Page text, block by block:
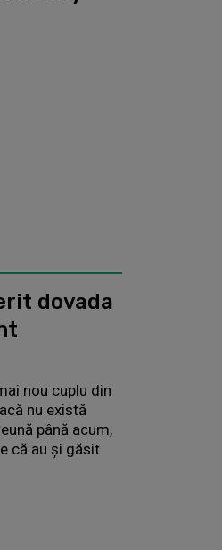
dovada
nou cuplu din
nu există
până acum,
că au și găsit